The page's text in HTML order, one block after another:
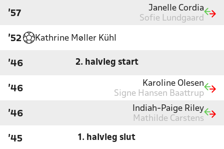
'57
Janelle Cordia
Sofie Lundgaard
'52 Kathrine Møller Kühl
'46 2. halvleg start
'46
Karoline Olesen
Signe Hansen Baattrup
'46
Indiah-Paige Riley
Mathilde Carstens
'45 1. halvleg slut